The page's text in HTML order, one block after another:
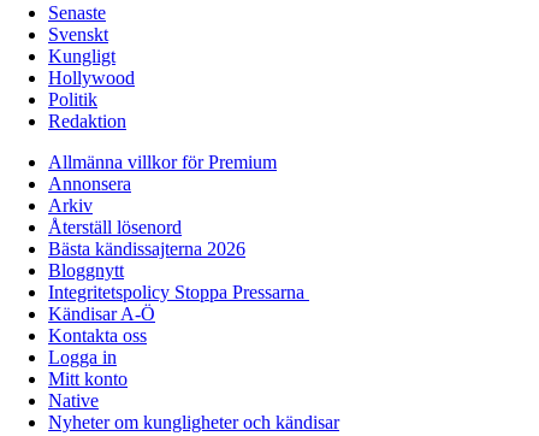
Senaste
Svenskt
Kungligt
Hollywood
Politik
Redaktion
Allmänna villkor för Premium
Annonsera
Arkiv
Återställ lösenord
Bästa kändissajterna 2026
Bloggnytt
Integritetspolicy Stoppa Pressarna
Kändisar A-Ö
Kontakta oss
Logga in
Mitt konto
Native
Nyheter om kungligheter och kändisar